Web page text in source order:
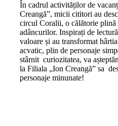
În cadrul activităților de
Creangă”, micii cititori au
circul Coralii, o călătorie plină
adâncurilor. Inspirați de
valoare și au transformat
acvatic, plin de personaje
stârnit curiozitatea, va
la Filiala „Ion Creangă” sa
personaje minunate!